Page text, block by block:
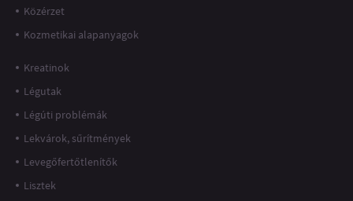
Közérzet
Kozmetikai alapanyagok
Kreatinok
Légutak
Légúti problémák
Lekvárok, sűrítmények
Levegőfertőtlenítők
Lisztek